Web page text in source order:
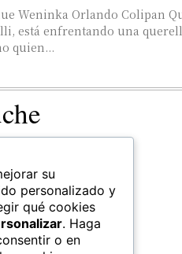
Weninka Orlando Colipan
está enfrentando una
quien...
su
personalizado y
qué cookies
. Haga
o en